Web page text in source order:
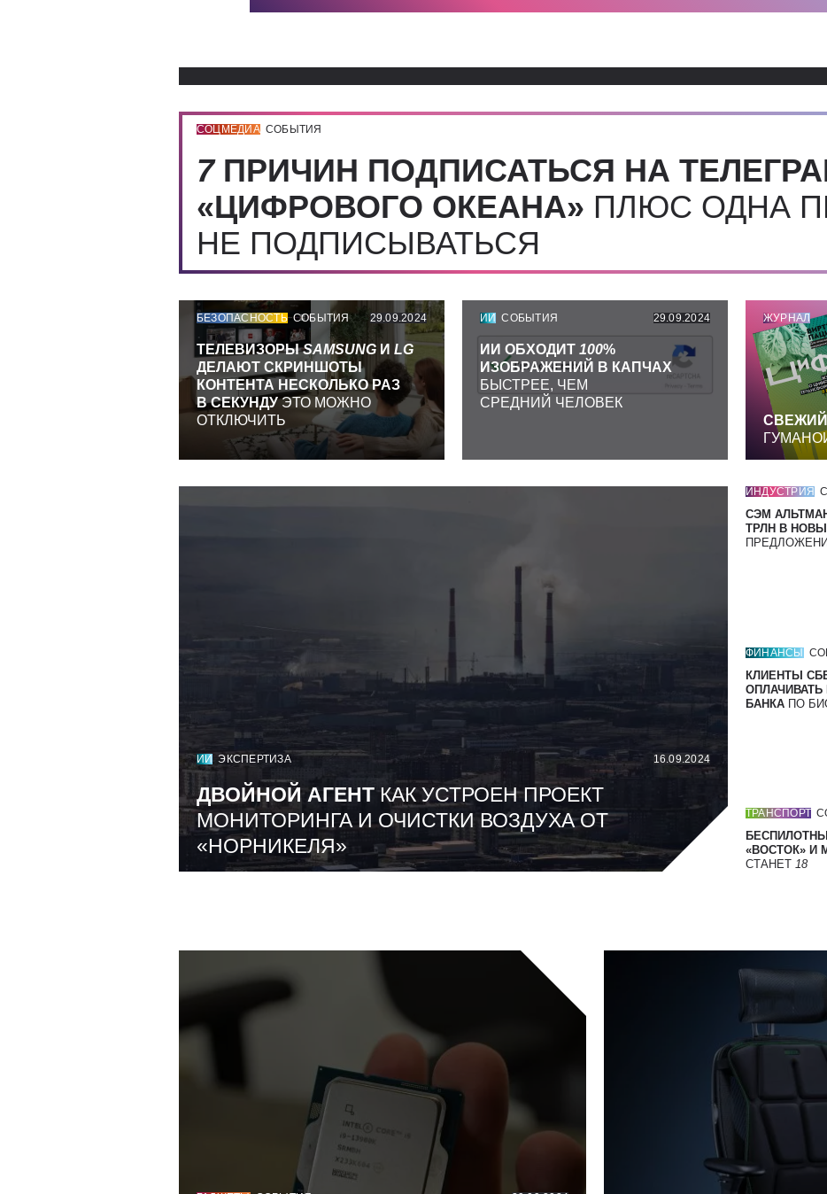
СОЦМЕДИА СОБЫТИЯ
7 ПРИЧИН ПОДПИСАТЬСЯ НА
«ЦИФРОВОГО ОКЕАНА» ПЛЮС ОДНА
НЕ ПОДПИСЫВАТЬСЯ
БЕЗОПАСНОСТЬ СОБЫТИЯ 29.09.2024
ТЕЛЕВИЗОРЫSAMSUNG И LG
ДЕЛАЮТ СКРИНШОТЫ
КОНТЕНТА НЕСКОЛЬКО РАЗ
В СЕКУНДУЭТО МОЖНО
ОТКЛЮЧИТЬ
ИИ СОБЫТИЯ 29.09.2024
ИИ ОБХОДИТ 100%
ИЗОБРАЖЕНИЙ В КАПЧАХ
БЫСТРЕЕ, ЧЕМ
СРЕДНИЙ ЧЕЛОВЕК
ЖУРНАЛ
ИИ ЭКСПЕРТИЗА 16.09.2024
ДВОЙНОЙ АГЕНТКАК УСТРОЕН ПРОЕКТ
МОНИТОРИНГА И ОЧИСТКИ ВОЗДУХА ОТ
«НОРНИКЕЛЯ»
ИНДУСТРИЯ
СЭМ
ТРЛН В
ФИНАНСЫ
КЛИЕНТЫ
БАНКА ПО
ТРАНСПОРТ
«ВОСТОК» И
СТАНЕТ 18